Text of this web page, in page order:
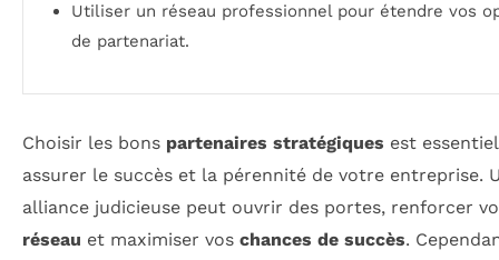
Utiliser un réseau professionnel pour étendre vos
de partenariat.
Choisir les bons partenaires stratégiques est
assurer le succès et la pérennité de votre entreprise.
alliance judicieuse peut ouvrir des portes, renforcer
réseau et maximiser vos chances de succès.